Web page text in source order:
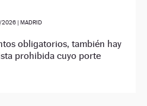
2026| MADRID
obligatorios, también hay
prohibida cuyo porte